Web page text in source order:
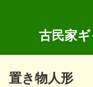
古民家
置き物人形